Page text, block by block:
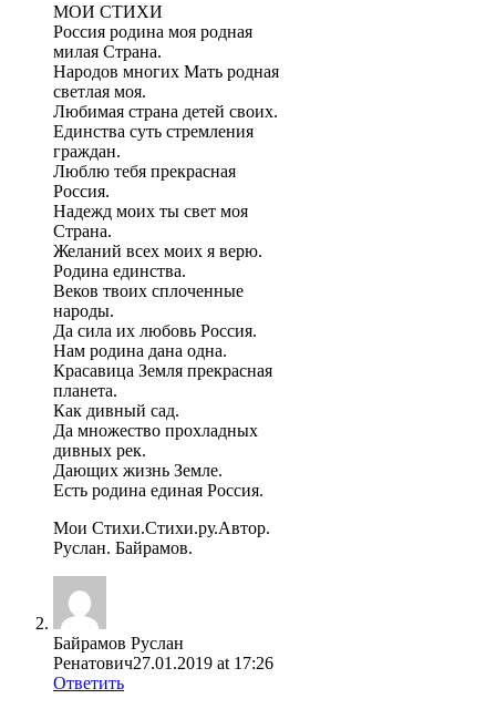
МОИ СТИХИ
Россия родина моя родная
милая Страна.
Народов многих Мать родная
светлая моя.
Любимая страна детей своих.
Единства суть стремления
граждан.
Люблю тебя прекрасная
Россия.
Надежд моих ты свет моя
Страна.
Желаний всех моих я верю.
Родина единства.
Веков твоих сплоченные
народы.
Да сила их любовь Россия.
Нам родина дана одна.
Красавица Земля прекрасная
планета.
Как дивный сад.
Да множество прохладных
дивных рек.
Дающих жизнь Земле.
Есть родина единая Россия.
Мои Стихи.Стихи.ру.Автор.
Руслан. Байрамов.
Байрамов Руслан
Ренатович27.01.2019 at 17:26
Ответить